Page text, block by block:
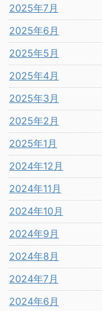
2025年7月
2025年6月
2025年5月
2025年4月
2025年3月
2025年2月
2025年1月
2024年12月
2024年11月
2024年10月
2024年9月
2024年8月
2024年7月
2024年6月